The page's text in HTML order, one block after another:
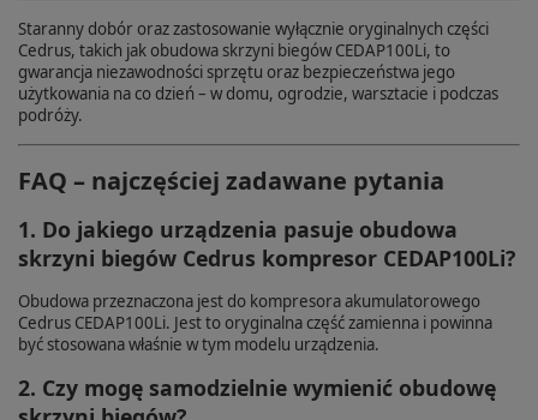
Staranny dobór oraz zastosowanie wyłącznie oryginalnych części
Cedrus, takich jak obudowa skrzyni biegów CEDAP100Li, to
gwarancja niezawodności sprzętu oraz bezpieczeństwa jego
użytkowania na co dzień – w domu, ogrodzie, warsztacie i podczas
podróży.
FAQ – najczęściej zadawane pytania
1. Do jakiego urządzenia pasuje obudowa
skrzyni biegów Cedrus kompresor CEDAP100Li?
Obudowa przeznaczona jest do kompresora akumulatorowego
Cedrus CEDAP100Li. Jest to oryginalna część zamienna i powinna
być stosowana właśnie w tym modelu urządzenia.
2. Czy mogę samodzielnie wymienić obudowę